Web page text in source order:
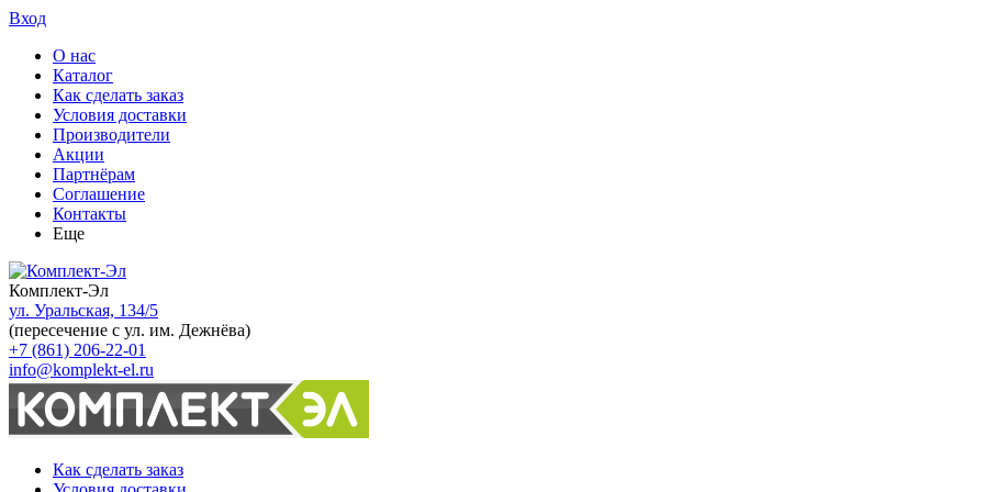
Вход
О нас
Каталог
Как сделать заказ
Условия доставки
Производители
Акции
Партнёрам
Соглашение
Контакты
Еще
Комплект-Эл
ул. Уральская, 134/5
(пересечение с ул. им. Дежнёва)
+7 (861) 206-22-01
info@komplekt-el.ru
Как сделать заказ